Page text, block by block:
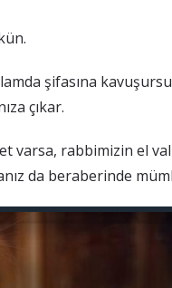
şifasına
çıkar.
varsa, rabbimizin el
da beraberinde